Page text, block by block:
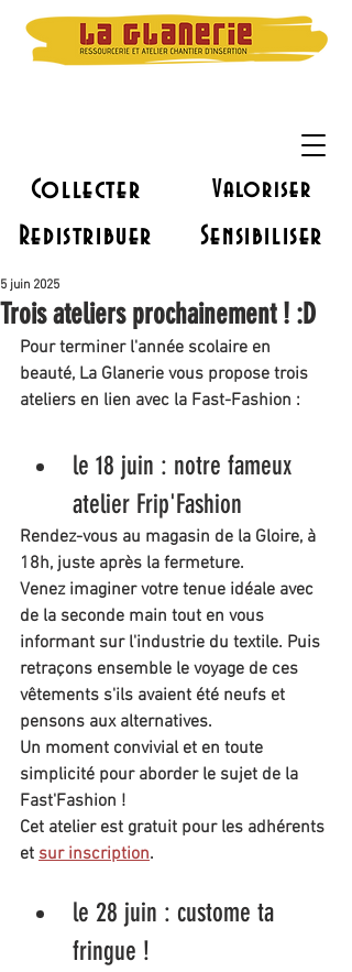
Collecter Valoriser
Redistribuer Sensibiliser
Trois ateliers prochainement ! :D
5 juin 2025
Pour terminer l'année scolaire en
beauté, La Glanerie vous propose trois
ateliers en lien avec la Fast-Fashion :
le 18 juin : notre fameux
atelier Frip'Fashion
Rendez-vous au magasin de la Gloire, à
18h, juste après la fermeture.
Venez imaginer votre tenue idéale avec
de la seconde main tout en vous
informant sur l'industrie du textile. Puis
retraçons ensemble le voyage de ces
vêtements s'ils avaient été neufs et
pensons aux alternatives.
Un moment convivial et en toute
simplicité pour aborder le sujet de la
Fast'Fashion !
Cet atelier est gratuit pour les adhérents
et sur inscription.
le 28 juin : custome ta
fringue !